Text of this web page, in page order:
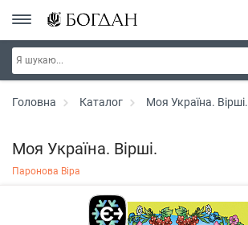
Головна Каталог Моя Україна. Вірші.
Моя Україна. Вірші.
Паронова Віра